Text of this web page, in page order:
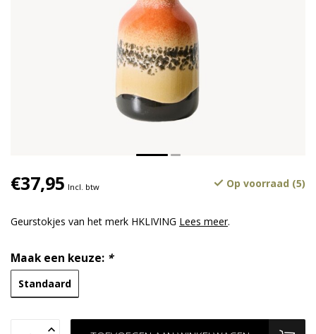
€37,95 Incl. btw Op voorraad (5)
Geurstokjes van het merk HKLIVING Lees meer.
Maak een keuze: *
Standaard